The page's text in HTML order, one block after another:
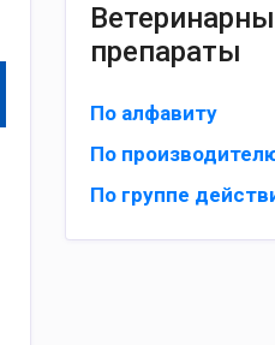
препараты
По алфавиту
По
По группе